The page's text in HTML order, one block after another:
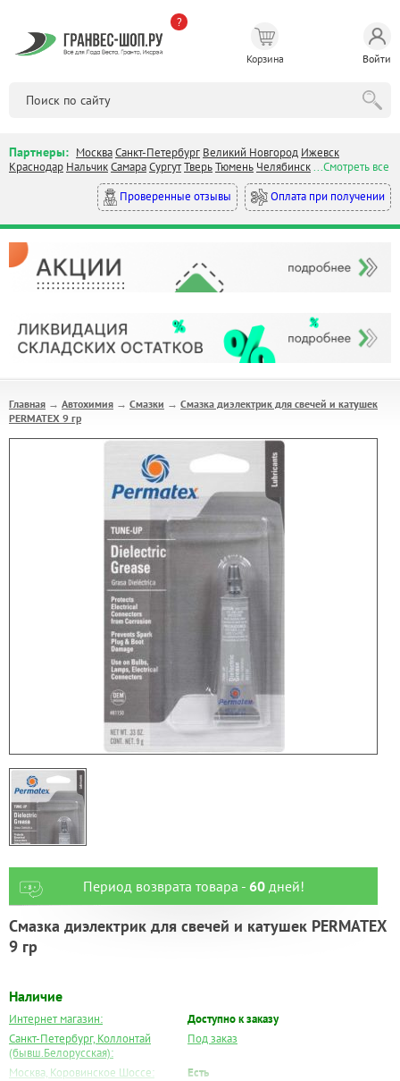
?
Корзина Войти
Партнеры: МоскваСанкт-Петербург Великий Новгород Ижевск
Краснодар НальчикСамараСургутТверьТюмень Челябинск...Смотреть все
Проверенные отзывы
Оплата при получении
Главная → Автохимия → Смазки → Смазка диэлектрик для свечей и катушек
PERMATEX 9 гр
Период возврата товара - 60дней!
Смазка диэлектрик для свечей и катушек PERMATEX
9 гр
Наличие
Интернет магазин:
Доступно к заказу
Санкт-Петербург, Коллонтай
(бывш.Белорусская):
Под заказ
Москва, Коровинское Шоссе:
Есть